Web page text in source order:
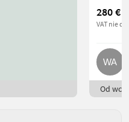
280 €
VAT nie
Od